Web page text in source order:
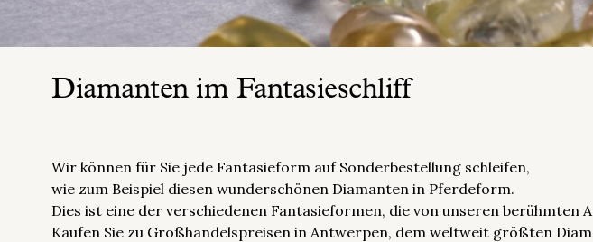
Diamanten im Fantasieschliff
Wir können für Sie jede Fantasieform auf Sonderbestellung schleifen,
wie zum Beispiel diesen wunderschönen Diamanten in Pferdeform.
Dies ist eine der verschiedenen Fantasieformen, die von unseren
Kaufen Sie zu Großhandelspreisen in Antwerpen, dem weltweit größten